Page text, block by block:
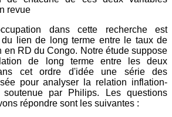
revue
dans cette recherche est
lien de long terme entre le taux de
en RD du Congo. Notre étude suppose
de long terme entre les deux
cet ordre d'idée une série des
pour analyser la relation inflation-
par Philips. Les questions
répondre sont les suivantes :